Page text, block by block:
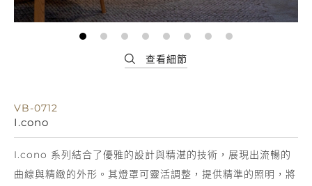
VB-0712
I.cono
I.cono 系列結合了優雅的設計與精湛的技術，展現出流暢的
曲線與精緻的外形。其燈罩可靈活調整，提供精準的照明，將